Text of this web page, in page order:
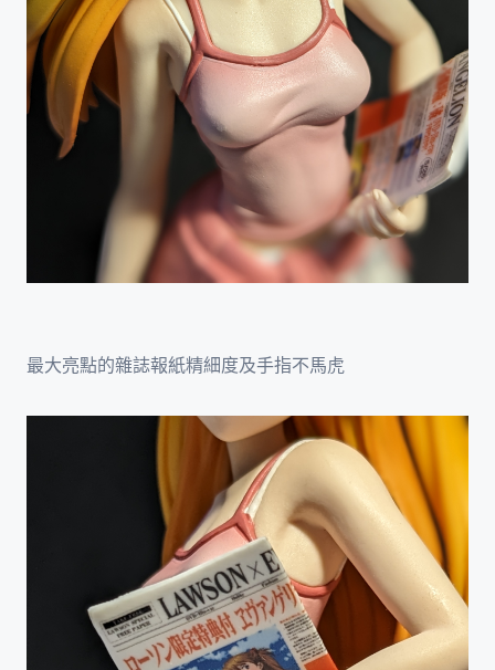
最大亮點的雜誌報紙精細度及手指不馬虎